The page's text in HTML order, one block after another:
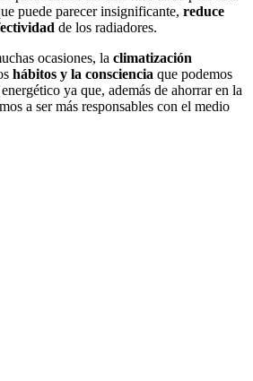
puede parecer insignificante, reduce
de los radiadores.
ocasiones, la climatización
hábitos y la consciencia que podemos
ya que, además de ahorrar en la
a ser más responsables con el medio